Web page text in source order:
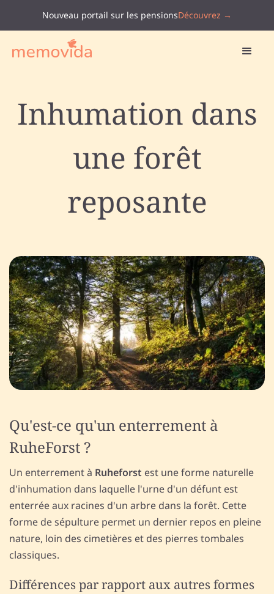
Nouveau portail sur les pensionsDécouvrez →
Inhumation dans
une forêt
reposante
Qu'est-ce qu'un enterrement à
RuheForst ?
Un enterrement à Ruheforst est une forme naturelle
d'inhumation dans laquelle l'urne d'un défunt est
enterrée aux racines d'un arbre dans la forêt. Cette
forme de sépulture permet un dernier repos en pleine
nature, loin des cimetières et des pierres tombales
classiques.
Différences par rapport aux autres formes